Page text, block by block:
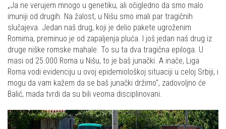
„Ja ne verujem mnogo u genetiku, ali očigledno da smo malo
imuniji od drugih. Na žalost, u Nišu smo imali par tragičnih
slučajeva. Jedan naš drug, koji je delio pakete ugroženim
Romima, preminuo je od zapaljenja pluća. I još jedan naš drug iz
druge niške romske mahale. To su ta dva tragična epiloga. U
masi od 25.000 Roma u Nišu, to je baš junački. A inače, Liga
Roma vodi evidenciju u ovoj epidemiološkoj situaciji u celoj Srbiji, i
mogu da vam kažem da se baš junački držimo", zadovoljno će
Balić, mada tvrdi da su bili veoma disciplinovani.